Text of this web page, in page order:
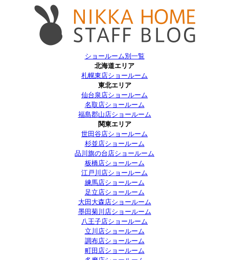
ショールーム別一覧
北海道エリア
札幌東店ショールーム
東北エリア
仙台泉店ショールーム
名取店ショールーム
福島郡山店ショールーム
関東エリア
世田谷店ショールーム
杉並店ショールーム
品川旗の台店ショールーム
板橋店ショールーム
江戸川店ショールーム
練馬店ショールーム
足立店ショールーム
大田大森店ショールーム
墨田菊川店ショールーム
八王子店ショールーム
立川店ショールーム
調布店ショールーム
町田店ショールーム